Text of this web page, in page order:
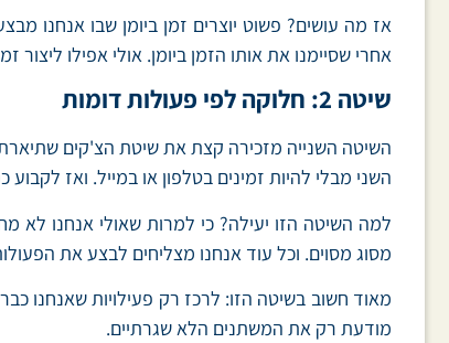
אז מה עושים? פשוט יוצרים זמן ביומן שבו אנחנו
אחרי שסיימנו את אותו הזמן ביומן. אולי אפילו
שיטה 2: חלוקה לפי פעולות דומות
השיטה השנייה מזכירה קצת את שיטת הצ'קים
השני מבלי להיות זמינים בטלפון או במייל. ואז
למה השיטה הזו יעילה? כי למרות שאולי אנחנו לא
מסוג מסוים. וכל עוד אנחנו מצליחים לבצע את
מאוד חשוב בשיטה הזו: לרכז רק פעילויות שאנחנו
מודעת רק את המשתנים הלא שגרתיים.